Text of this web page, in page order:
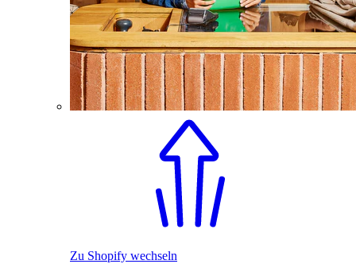
Zu Shopify wechseln